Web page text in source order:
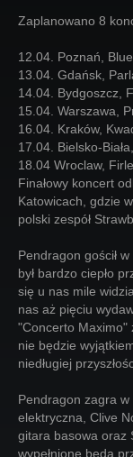
Zaplanowano 8
12.04. Poznań,
13.04. Gdańsk,
14.04. Bydgoszcz,
15.04. Warszawa,
16.04. Kraków,
17.04. Bielsko-
18.04 Wroclaw,
Finałowy koncert
Katowicach, gdzie
polski zespół
Pendragon gościł
był bardzo ciepło
się u nas mile
nas aż pięciu
"Concerto Maximo"
nie będzie
niedługiej
Pendragon zagra w
elektryczna, Clive
gitara basowa oraz
wypełnione będą